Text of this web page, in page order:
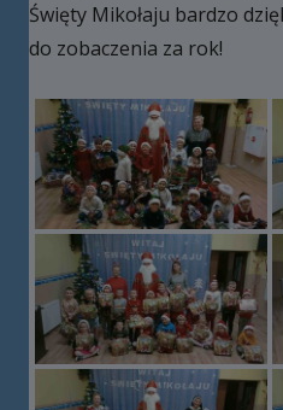
Święty Mikołaju bardzo
do zobaczenia za rok!